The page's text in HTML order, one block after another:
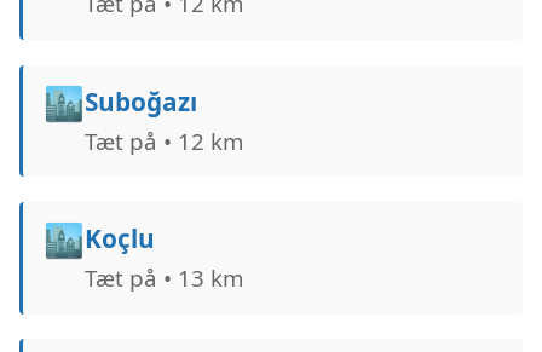
🏙️Suboğazı
Tæt på • 12 km
🏙️Koçlu
Tæt på • 13 km